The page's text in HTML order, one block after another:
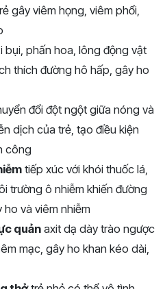
gây viêm họng, viêm phổi,
bụi, phấn hoa, lông động vật
thích đường hô hấp, gây ho
đổi đột ngột giữa nóng và
dịch của trẻ, tạo điều kiện
công
tiếp xúc với khói thuốc lá,
trường ô nhiễm khiến đường
và viêm nhiễm
quản axit dạ dày trào ngược
mạc, gây ho khan kéo dài,